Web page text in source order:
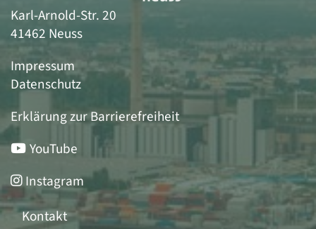
Karl-Arnold-Str. 20
41462 Neuss
Impressum
Datenschutz
Erklärung zur Barrierefreiheit
YouTube
Instagram
Kontakt